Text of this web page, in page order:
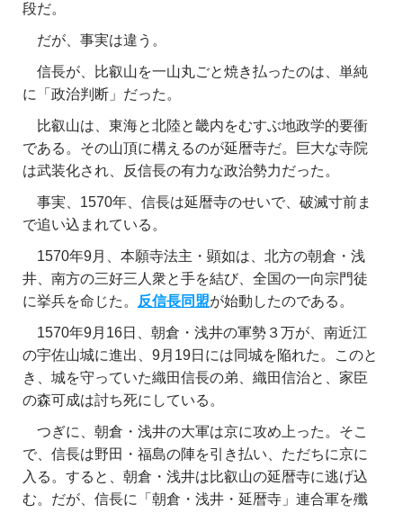
段だ。
だが、事実は違う。
信長が、比叡山を一山丸ごと焼き払ったのは、単純
に「政治判断」だった。
比叡山は、東海と北陸と畿内をむすぶ地政学的要衝
である。その山頂に構えるのが延暦寺だ。巨大な寺院
は武装化され、反信長の有力な政治勢力だった。
事実、1570年、信長は延暦寺のせいで、破滅寸前ま
で追い込まれている。
1570年9月、本願寺法主・顕如は、北方の朝倉・浅
井、南方の三好三人衆と手を結び、全国の一向宗門徒
に挙兵を命じた。
反信長同盟が始動したのである。
1570年9月16日、朝倉・浅井の軍勢３万が、南近江
の宇佐山城に進出、9月19日には同城を陥れた。このと
き、城を守っていた織田信長の弟、織田信治と、家臣
の森可成は討ち死にしている。
つぎに、朝倉・浅井の大軍は京に攻め上った。そこ
で、信長は野田・福島の陣を引き払い、ただちに京に
入る。すると、朝倉・浅井は比叡山の延暦寺に逃げ込
む。だが、信長に「朝倉・浅井・延暦寺」連合軍を殲